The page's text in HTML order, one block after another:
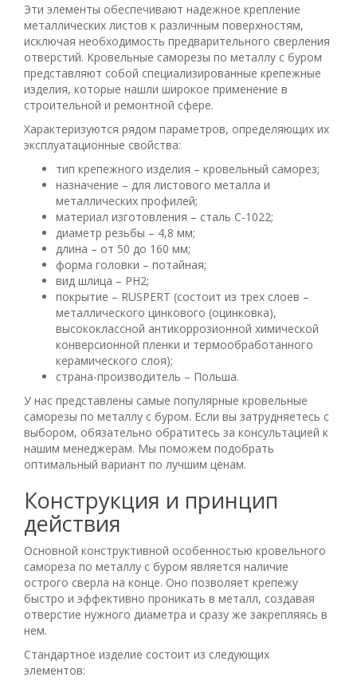
Эти элементы обеспечивают надежное крепление
металлических листов к различным поверхностям,
исключая необходимость предварительного сверления
отверстий. Кровельные саморезы по металлу с буром
представляют собой специализированные крепежные
изделия, которые нашли широкое применение в
строительной и ремонтной сфере.
Характеризуются рядом параметров, определяющих их
эксплуатационные свойства:
тип крепежного изделия – кровельный саморез;
назначение – для листового металла и
металлических профилей;
материал изготовления – сталь С-1022;
диаметр резьбы – 4,8 мм;
длина – от 50 до 160 мм;
форма головки – потайная;
вид шлица – PH2;
покрытие – RUSPERT (состоит из трех слоев –
металлического цинкового (оцинковка),
высококлассной антикоррозионной химической
конверсионной пленки и термообработанного
керамического слоя);
страна-производитель – Польша.
У нас представлены самые популярные кровельные
саморезы по металлу с буром. Если вы затрудняетесь с
выбором, обязательно обратитесь за консультацией к
нашим менеджерам. Мы поможем подобрать
оптимальный вариант по лучшим ценам.
Конструкция и принцип
действия
Основной конструктивной особенностью кровельного
самореза по металлу с буром является наличие
острого сверла на конце. Оно позволяет крепежу
быстро и эффективно проникать в металл, создавая
отверстие нужного диаметра и сразу же закрепляясь в
нем.
Стандартное изделие состоит из следующих
элементов: